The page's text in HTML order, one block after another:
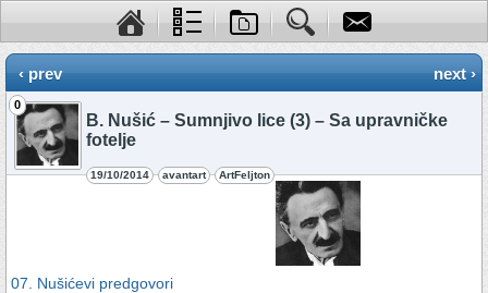
‹ prev next ›
0
B. Nušić – Sumnjivo lice (3) – Sa upravničke
fotelje
19/10/2014 avantart ArtFeljton
07. Nušićevi predgovori